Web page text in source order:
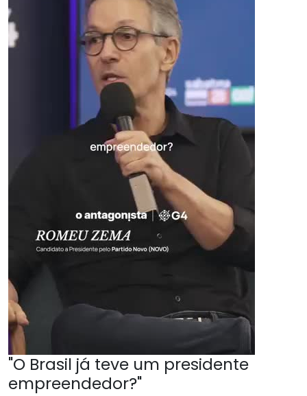
"O Brasil já teve um presidente
empreendedor?"